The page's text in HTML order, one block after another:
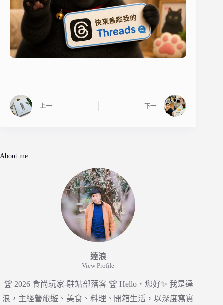
上一 下一
About me
達浪
View Profile
🏆 2026 食尚玩家-駐站部落客 🏆 Hello，您好✨ 我是達
浪，主經營旅遊、美食、料理、開箱生活，以深度寫實